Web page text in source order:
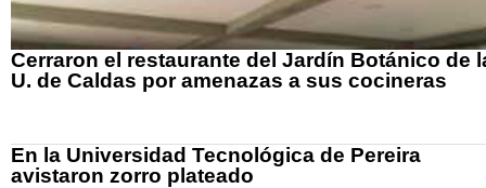
Cerraron el restaurante del Jardín Botánico de
U. de Caldas por amenazas a sus cocineras
En la Universidad Tecnológica de Pereira
avistaron zorro plateado